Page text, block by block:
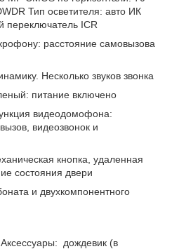
Тип осветителя: авто ИК
переключатель ICR
расстояние самовызова
Несколько звуков звонка
питание включено
видеодомофона:
видеозвонок и
кнопка, удаленная
состояния двери
и двухкомпонентного
дождевик (в